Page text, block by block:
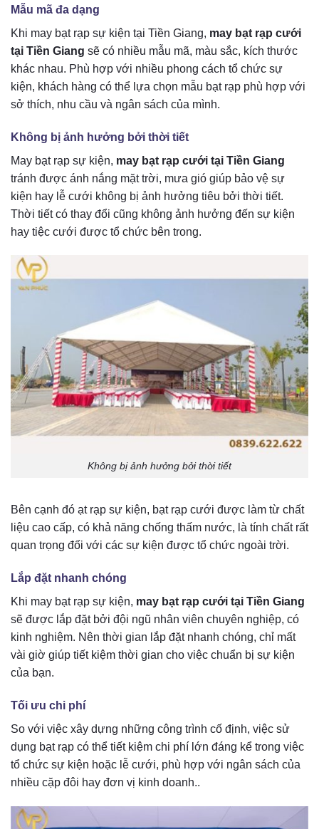
Mẫu mã đa dạng
Khi may bạt rạp sự kiện tại Tiền Giang, may bạt rạp cưới
tại Tiền Giang sẽ có nhiều mẫu mã, màu sắc, kích thước
khác nhau. Phù hợp với nhiều phong cách tổ chức sự
kiện, khách hàng có thể lựa chọn mẫu bạt rạp phù hợp với
sở thích, nhu cầu và ngân sách của mình.
Không bị ảnh hưởng bởi thời tiết
May bạt rạp sự kiện, may bạt rạp cưới tại Tiền Giang
tránh được ánh nắng mặt trời, mưa gió giúp bảo vệ sự
kiện hay lễ cưới không bị ảnh hưởng tiêu bởi thời tiết.
Thời tiết có thay đổi cũng không ảnh hưởng đến sự kiện
hay tiệc cưới được tổ chức bên trong.
Không bị ảnh hưởng bởi thời tiết
Bên cạnh đó ạt rạp sự kiện, bạt rạp cưới được làm từ chất
liệu cao cấp, có khả năng chống thấm nước, là tính chất rất
quan trọng đối với các sự kiện được tổ chức ngoài trời.
Lắp đặt nhanh chóng
Khi may bạt rạp sự kiện, may bạt rạp cưới tại Tiền Giang
sẽ được lắp đặt bởi đội ngũ nhân viên chuyên nghiệp, có
kinh nghiệm. Nên thời gian lắp đặt nhanh chóng, chỉ mất
vài giờ giúp tiết kiệm thời gian cho việc chuẩn bị sự kiện
của bạn.
Tối ưu chi phí
So với việc xây dựng những công trình cố định, việc sử
dụng bạt rạp có thể tiết kiệm chi phí lớn đáng kể trong việc
tổ chức sự kiện hoặc lễ cưới, phù hợp với ngân sách của
nhiều cặp đôi hay đơn vị kinh doanh..